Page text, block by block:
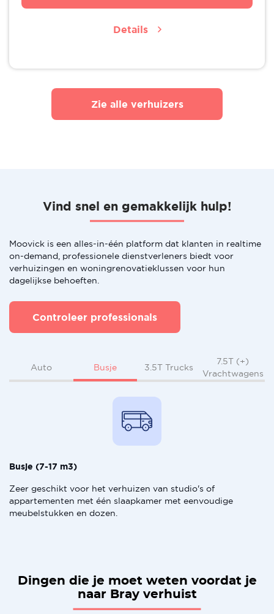
Details
Zie alle verhuizers
Vind snel en gemakkelijk hulp!
Moovick is een alles-in-één platform dat klanten in realtime
on-demand, professionele dienstverleners biedt voor
verhuizingen en woningrenovatieklussen voor hun
dagelijkse behoeften.
Controleer professionals
Auto Busje 3.5T Trucks
7.5T (+)
Vrachtwagens
Busje (7-17 m3)
Zeer geschikt voor het verhuizen van studio's of
appartementen met één slaapkamer met eenvoudige
meubelstukken en dozen.
Dingen die je moet weten voordat je
naar Bray verhuist